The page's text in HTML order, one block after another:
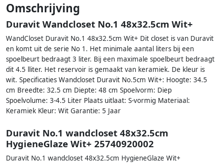
Omschrijving
Duravit Wandcloset No.1 48x32.5cm Wit+
WandCloset Duravit No.1 48x32.5cm Wit+ Dit closet is van Duravit
en komt uit de serie No 1. Het minimale aantal liters bij een
spoelbeurt bedraagt 3 liter. Bij een maximale spoelbeurt bedraagt
dit 4.5 lliter. Het reservoir is gemaakt van keramiek. De kleur is
wit. Specificaties Wandcloset Duravit No.5cm Wit+: Hoogte: 34.5
cm Breedte: 32.5 cm Diepte: 48 cm Spoelvorm: Diep
Spoelvolume: 3-4.5 Liter Plaats uitlaat: S-vormig Materiaal:
Keramiek Kleur: Wit Garantie: 5 Jaar
Duravit No.1 wandcloset 48x32.5cm
HygieneGlaze Wit+ 25740920002
Duravit No.1 wandcloset 48x32.5cm HygieneGlaze Wit+